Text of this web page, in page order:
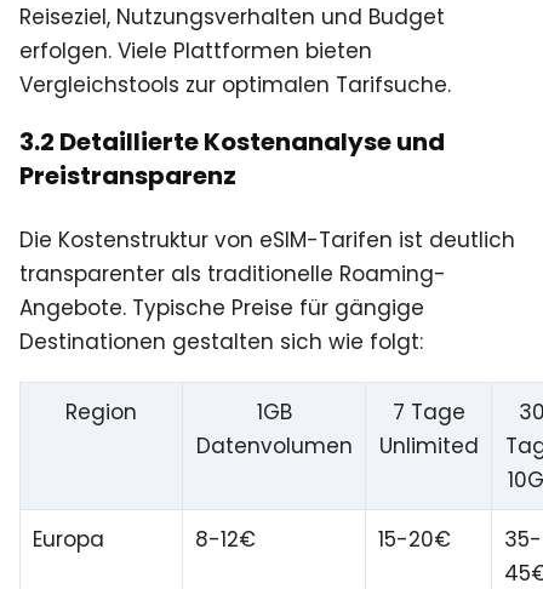
Reiseziel, Nutzungsverhalten und Budget
erfolgen. Viele Plattformen bieten
Vergleichstools zur optimalen Tarifsuche.
3.2 Detaillierte Kostenanalyse und
Preistransparenz
Die Kostenstruktur von eSIM-Tarifen ist deutlich
transparenter als traditionelle Roaming-
Angebote. Typische Preise für gängige
Destinationen gestalten sich wie folgt:
Region
1GB
Datenvolumen
7 Tage
Unlimited
Europa 8-12€ 15-20€
35-